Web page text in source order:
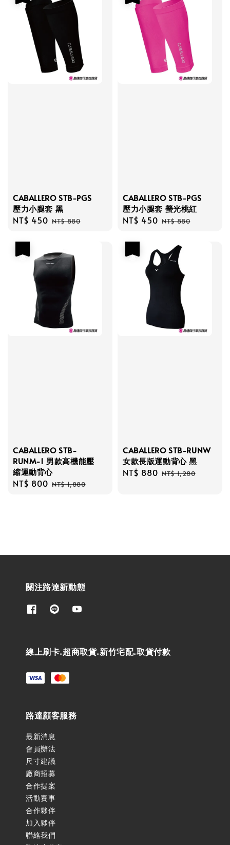
CABALLERO STB-PGS
壓力小腿套 黑
Sale
NT$ 450 Regular
NT$ 880
CABALLERO STB-PGS
壓力小腿套 螢光桃紅
Sale
NT$ 450 Regular
NT$ 880
CABALLERO STB-
RUNM-1 男款高機能壓
縮運動背心
Sale
NT$ 800 Regular
NT$ 1,880
CABALLERO STB-RUNW
女款長版運動背心 黑
Sale
NT$ 880 Regular
NT$ 1,280
關注路達新動態
線上刷卡.超商取貨.新竹宅配.取貨付款
路達顧客服務
最新消息
會員辦法
尺寸建議
廠商招募
合作提案
活動賽事
合作夥伴
加入夥伴
聯絡我們